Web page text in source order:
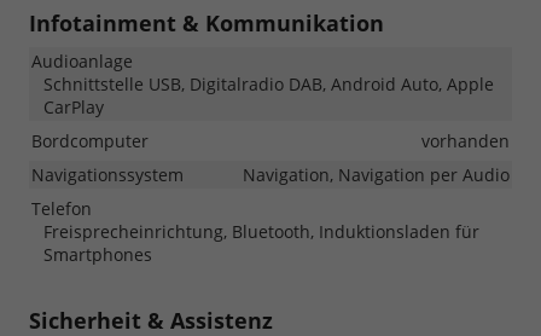
Infotainment & Kommunikation
Audioanlage
Schnittstelle USB, Digitalradio DAB, Android Auto, Apple
CarPlay
Bordcomputer
vorhanden
Navigationssystem
Navigation, Navigation per Audio
Telefon
Freisprecheinrichtung, Bluetooth, Induktionsladen für
Smartphones
Sicherheit & Assistenz